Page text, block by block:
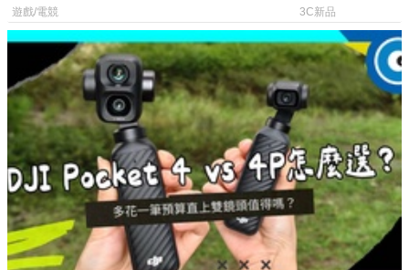
飛行超有感
遊戲/電競
慧家電連動功
3C新品